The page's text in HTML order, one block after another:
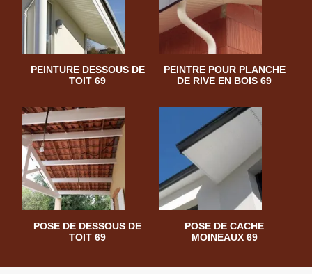
PEINTURE DESSOUS DE
TOIT 69
PEINTRE POUR PLANCHE
DE RIVE EN BOIS 69
POSE DE DESSOUS DE
TOIT 69
POSE DE CACHE
MOINEAUX 69